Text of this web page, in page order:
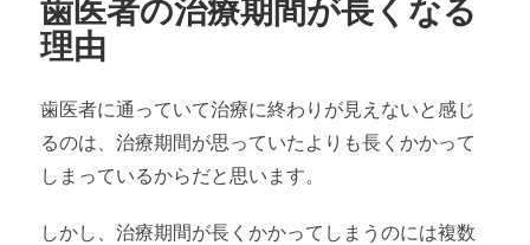
歯医者の治療期間が長くなる
理由
歯医者に通っていて治療に終わりが見えないと感じ
るのは、治療期間が思っていたよりも長くかかって
しまっているからだと思います。
しかし、治療期間が長くかかってしまうのには複数